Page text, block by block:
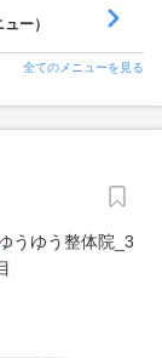
ー）
全てのメニューを見る